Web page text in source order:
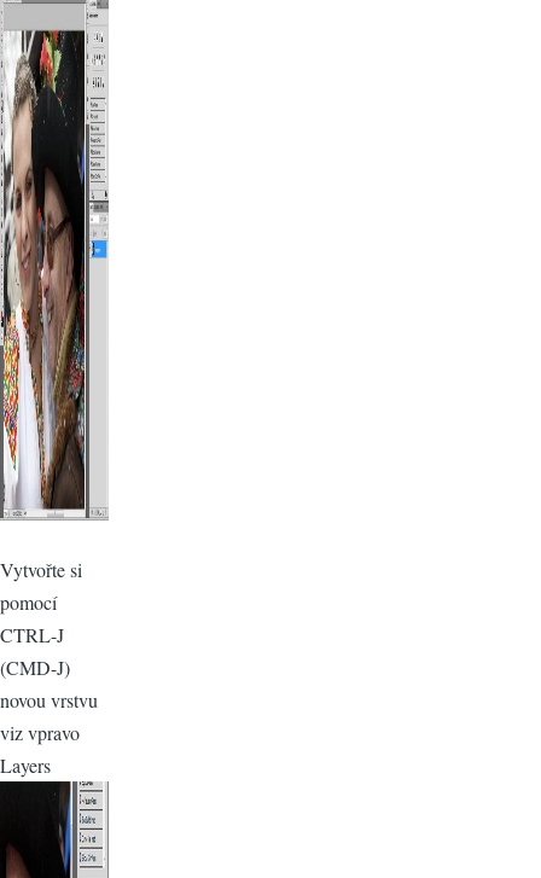
Vytvořte si
pomocí
CTRL-J
(CMD-J)
novou vrstvu
viz vpravo
Layers